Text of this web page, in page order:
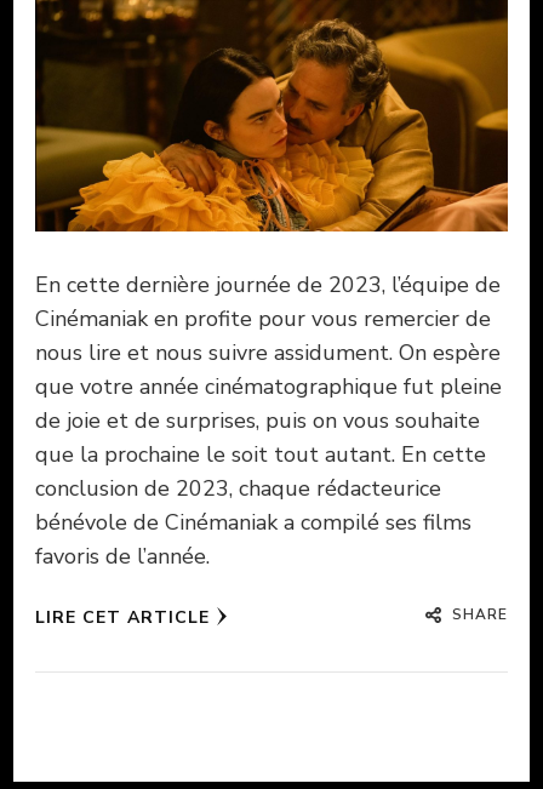
En cette dernière journée de 2023, l’équipe de
Cinémaniak en profite pour vous remercier de
nous lire et nous suivre assidument. On espère
que votre année cinématographique fut pleine
de joie et de surprises, puis on vous souhaite
que la prochaine le soit tout autant. En cette
conclusion de 2023, chaque rédacteurice
bénévole de Cinémaniak a compilé ses films
favoris de l’année.
LIRE CET ARTICLE SHARE